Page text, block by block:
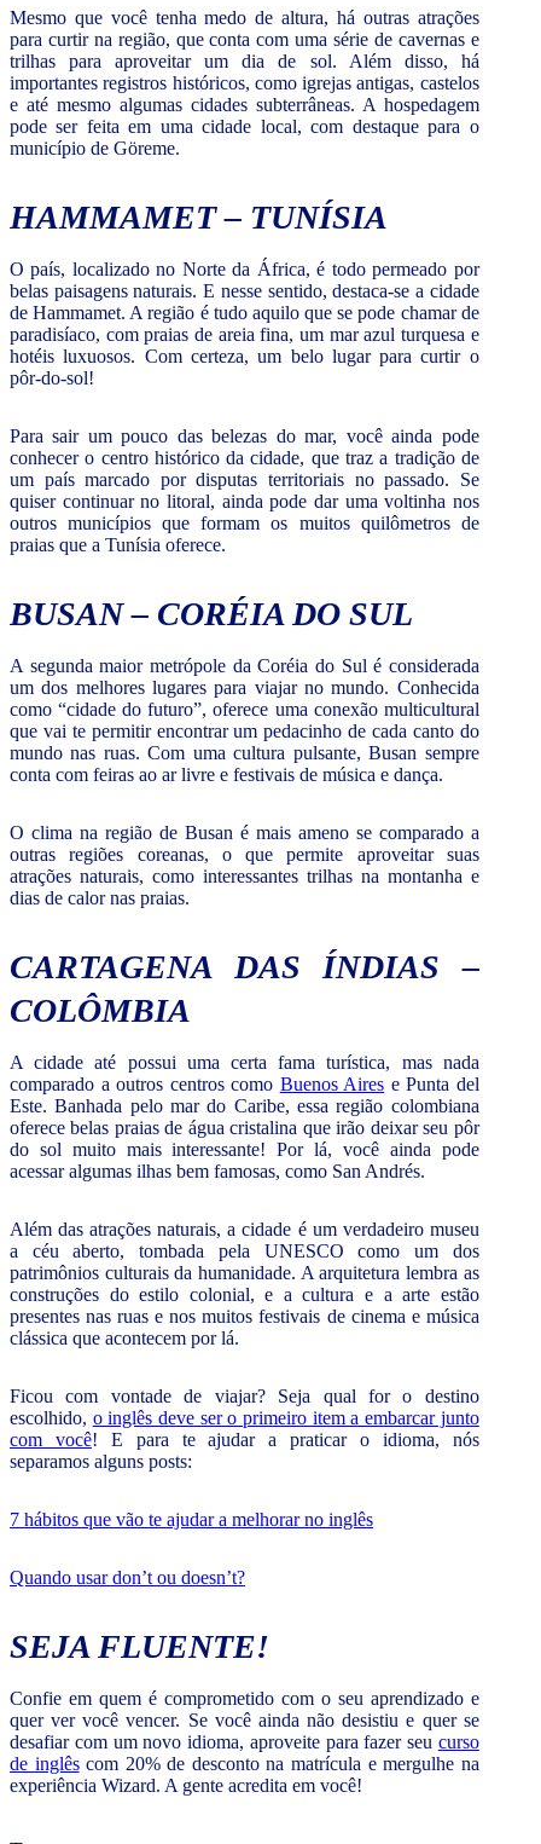
Mesmo que você tenha medo de altura, há outras atrações
para curtir na região, que conta com uma série de cavernas e
trilhas para aproveitar um dia de sol. Além disso, há
importantes registros históricos, como igrejas antigas, castelos
e até mesmo algumas cidades subterrâneas. A hospedagem
pode ser feita em uma cidade local, com destaque para o
município de Göreme.
HAMMAMET – TUNÍSIA
O país, localizado no Norte da África, é todo permeado por
belas paisagens naturais. E nesse sentido, destaca-se a cidade
de Hammamet. A região é tudo aquilo que se pode chamar de
paradisíaco, com praias de areia fina, um mar azul turquesa e
hotéis luxuosos. Com certeza, um belo lugar para curtir o
pôr-do-sol!
Para sair um pouco das belezas do mar, você ainda pode
conhecer o centro histórico da cidade, que traz a tradição de
um país marcado por disputas territoriais no passado. Se
quiser continuar no litoral, ainda pode dar uma voltinha nos
outros municípios que formam os muitos quilômetros de
praias que a Tunísia oferece.
BUSAN – CORÉIA DO SUL
A segunda maior metrópole da Coréia do Sul é considerada
um dos melhores lugares para viajar no mundo. Conhecida
como “cidade do futuro”, oferece uma conexão multicultural
que vai te permitir encontrar um pedacinho de cada canto do
mundo nas ruas. Com uma cultura pulsante, Busan sempre
conta com feiras ao ar livre e festivais de música e dança.
O clima na região de Busan é mais ameno se comparado a
outras regiões coreanas, o que permite aproveitar suas
atrações naturais, como interessantes trilhas na montanha e
dias de calor nas praias.
CARTAGENA DAS ÍNDIAS –
COLÔMBIA
A cidade até possui uma certa fama turística, mas nada
comparado a outros centros como Buenos Aires e Punta del
Este. Banhada pelo mar do Caribe, essa região colombiana
oferece belas praias de água cristalina que irão deixar seu pôr
do sol muito mais interessante! Por lá, você ainda pode
acessar algumas ilhas bem famosas, como San Andrés.
Além das atrações naturais, a cidade é um verdadeiro museu
a céu aberto, tombada pela UNESCO como um dos
patrimônios culturais da humanidade. A arquitetura lembra as
construções do estilo colonial, e a cultura e a arte estão
presentes nas ruas e nos muitos festivais de cinema e música
clássica que acontecem por lá.
Ficou com vontade de viajar? Seja qual for o destino
escolhido, o inglês deve ser o primeiro item a embarcar junto
com você! E para te ajudar a praticar o idioma, nós
separamos alguns posts:
7 hábitos que vão te ajudar a melhorar no inglês
Quando usar don’t ou doesn’t?
SEJA FLUENTE!
Confie em quem é comprometido com o seu aprendizado e
quer ver você vencer. Se você ainda não desistiu e quer se
desafiar com um novo idioma, aproveite para fazer seu curso
de inglêscom 20% de desconto na matrícula e mergulhe na
experiência Wizard. A gente acredita em você!